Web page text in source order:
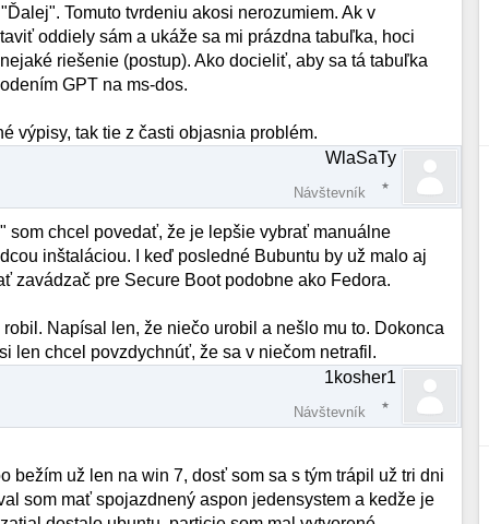
Tomuto tvrdeniu akosi nerozumiem. Ak v
oddiely sám a ukáže sa mi prázdna tabuľka, hoci
riešenie (postup). Ako docieliť, aby sa tá tabuľka
GPT na ms-dos.
výpisy, tak tie z časti objasnia problém.
WlaSaTy
Návštevník
som chcel povedať, že je lepšie vybrať manuálne
inštaláciou. I keď posledné Bubuntu by už malo aj
zavádzač pre Secure Boot podobne ako Fedora.
Napísal len, že niečo urobil a nešlo mu to. Dokonca
len chcel povzdychnúť, že sa v niečom netrafil.
1kosher1
Návštevník
bežím už len na win 7, dosť som sa s tým trápil už tri dni
som mať spojazdnený aspon jedensystem a kedže je